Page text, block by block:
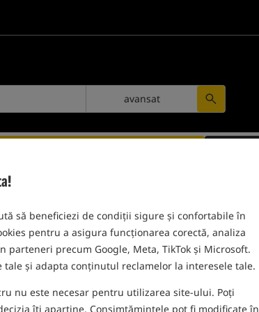
să beneficiezi de condiții sigure și confortabile în
pentru a asigura funcționarea corectă, analiza
precum Google, Meta, TikTok și Microsoft.
și adapta conținutul reclamelor la interesele tale.
nu este necesar pentru utilizarea site-ului. Poți
îți aparține. Consimțămintele pot fi modificate în
avansat
ZIG BUGS